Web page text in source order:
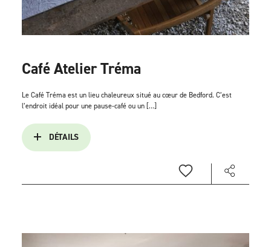
Café Atelier Tréma
Le Café Tréma est un lieu chaleureux situé au cœur de Bedford. C’est
l’endroit idéal pour une pause-café ou un […]
DÉTAILS